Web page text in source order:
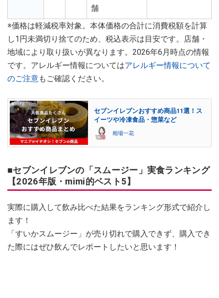
舗
※価格は軽減税率対象。本体価格の合計に消費税額を計算
し1円未満切り捨てのため、税込表示は目安です。店舗・
地域により取り扱いが異なります。2026年6月時点の情報
です。アレルギー情報についてはアレルギー情報について
のご注意もご確認ください。
セブンイレブンおすすめ商品11選！ス
イーツや冷凍食品・惣菜など
相場一花
■セブンイレブンの「スムージー」実食ランキング
【2026年版・mimi的ベスト5】
実際に購入して飲み比べた結果をランキング形式で紹介し
ます！
「すいかスムージー」が売り切れで購入できず、購入でき
た際にはぜひ飲んでレポートしたいと思います！